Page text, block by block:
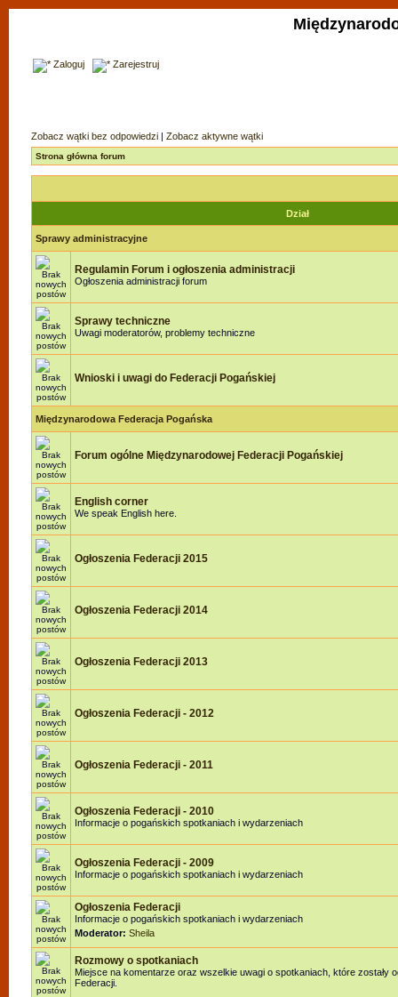
Zaloguj Zarejestruj
Zobacz wątki bez odpowiedzi | Zobacz aktywne wątki
Strona główna forum
Dział
Sprawy administracyjne
Regulamin Forum i ogłoszenia administracji
Ogłoszenia administracji forum
Sprawy techniczne
Uwagi moderatorów, problemy techniczne
Wnioski i uwagi do Federacji Pogańskiej
Międzynarodowa Federacja Pogańska
Forum ogólne Międzynarodowej Federacji Pogańskiej
English corner
We speak English here.
Ogłoszenia Federacji 2015
Ogłoszenia Federacji 2014
Ogłoszenia Federacji 2013
Ogłoszenia Federacji - 2012
Ogłoszenia Federacji - 2011
Ogłoszenia Federacji - 2010
Informacje o pogańskich spotkaniach i wydarzeniach
Ogłoszenia Federacji - 2009
Informacje o pogańskich spotkaniach i wydarzeniach
Ogłoszenia Federacji
Informacje o pogańskich spotkaniach i wydarzeniach
Moderator: Sheila
Rozmowy o spotkaniach
Miejsce na komentarze oraz wszelkie uwagi o spotkaniach, które zostały
Federacji.